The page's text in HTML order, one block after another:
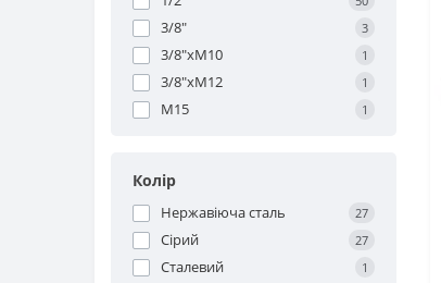
3/8" 3
3/8"хМ10 1
3/8"хМ12 1
М15 1
Колір
Нержавіюча сталь 27
Сірий 27
Сталевий 1